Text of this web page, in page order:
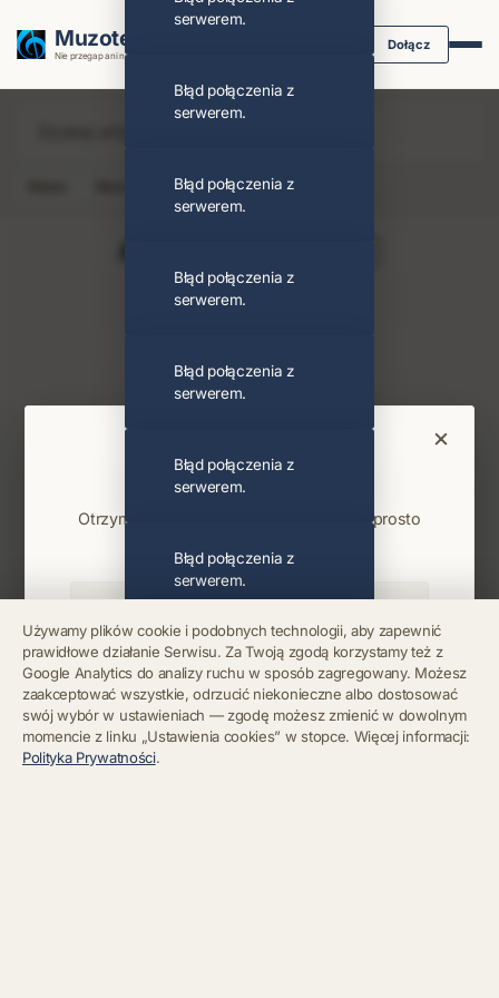
Muzoteka.pl
Nie przegap ani nuty dzięki powiadomieniom
Dołącz
Klip Album
Agata Kozidrak
PODOBNI ARTYŚCI
Najnowsze wiadomości i koncerty
Używamy plików cookie i podobnych technologii, aby zapewnić
prawidłowe działanie Serwisu. Za Twoją zgodą korzystamy też z
Google Analytics do analizy ruchu w sposób zagregowany. Możesz
zaakceptować wszystkie, odrzucić niekonieczne albo dostosować
swój wybór w ustawieniach — zgodę możesz zmienić w dowolnym
momencie z linku „Ustawienia cookies” w stopce. Więcej informacji:
Polityka Prywatności.
×
Bądź na bieżąco
Otrzymuj info o koncertach i premierach prosto
Zapisz się
Chcę się wypisać z newslettera
serwerem.
Błąd połączenia z
serwerem.
Błąd połączenia z
serwerem.
Błąd połączenia z
serwerem.
Błąd połączenia z
serwerem.
Błąd połączenia z
serwerem.
Błąd połączenia z
serwerem.
Błąd połączenia z
serwerem.
Błąd połączenia z